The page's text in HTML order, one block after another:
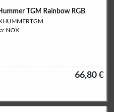
TGM Rainbow RGB
NOX
66,80 €